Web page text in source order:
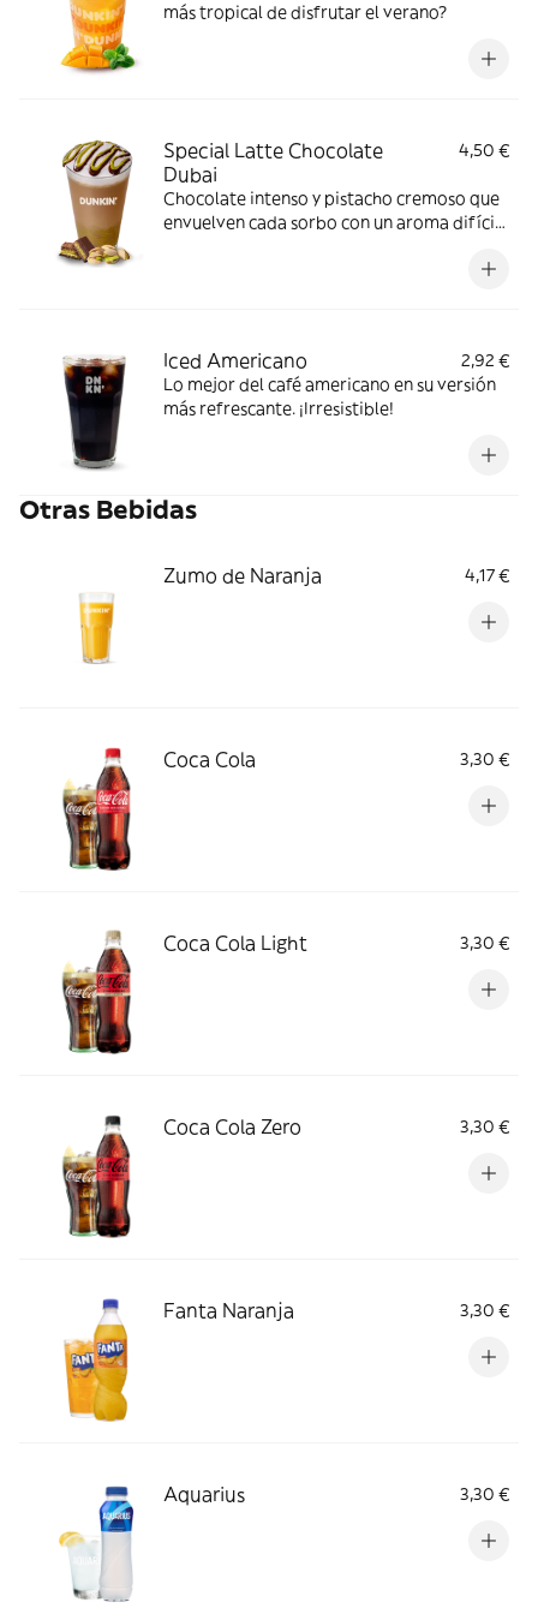
más tropical de disfrutar el verano?
Special Latte Chocolate
Dubai
4,50 €
Chocolate intenso y pistacho cremoso que
envuelven cada sorbo con un aroma difícil
Iced Americano
2,92 €
Lo mejor del café americano en su versión
más refrescante. ¡Irresistible!
Otras Bebidas
Zumo de Naranja 4,17 €
Coca Cola 3,30 €
Coca Cola Light 3,30 €
Coca Cola Zero 3,30 €
Fanta Naranja 3,30 €
Aquarius 3,30 €